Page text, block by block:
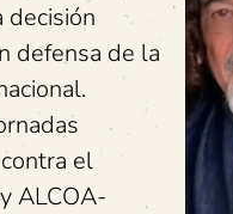
decisión
defensa de la
el
ALCOA-